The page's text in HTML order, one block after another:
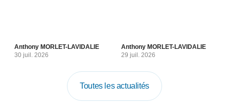
Anthony MORLET-LAVIDALIE
30 juil. 2026
Anthony MORLET-LAVIDALIE
29 juil. 2026
Toutes les actualités